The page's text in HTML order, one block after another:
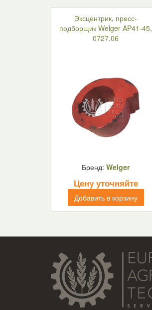
Эксцентрик, пресс-
подборщик Welger AP41-45,
0727.06
Бренд: Welger
Цену уточняйте
Добавить в корзину